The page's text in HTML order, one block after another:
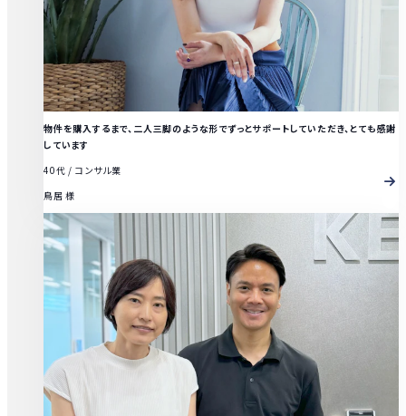
物件を購入するまで、二人三脚のような形でずっとサポートしていただき、とても感謝
しています
40代 / コンサル業
鳥居 様